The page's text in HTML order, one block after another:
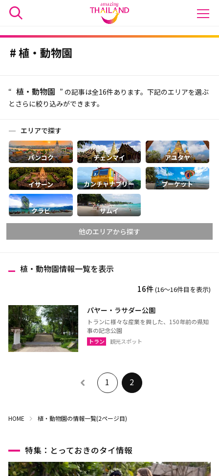
植・動物園
“ 植・動物園 ” の記事は全16件あります。下記のエリアを選ぶ
とさらに絞り込みができます。
エリアで探す
バンコク チェンマイ アユタヤ
イサーン カンチャナブリー プーケット
クラビ サムイ
他のエリアから探す
ランパーン
ランプーン
スコータイ
ターク
カンペーンペット
ピッサヌローク
ナコーンサワン
ナーン
ペッチャブーン
ウッタラディット
ナコーンラーチャシーマー
（コラート）
ウボンラーチャターニー
（ウボン）
植・動物園情報一覧を表示
16件(16〜16件目を表示)
パヤー・ラサダー公園
トランに様々な産業を興した、150年前の県知
事の記念公園
トラン 観光スポット
1 2
HOME 植・動物園の情報一覧(2ページ目)
特集：とっておきのタイ情報